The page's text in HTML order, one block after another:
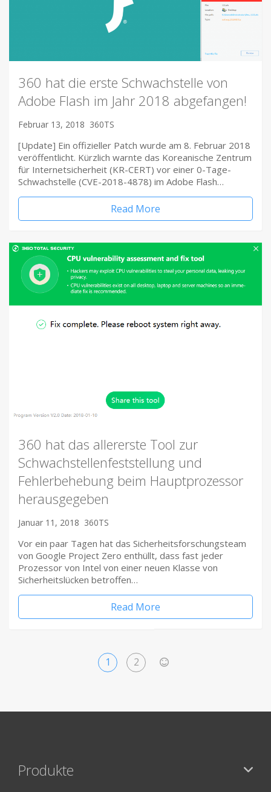
360 hat die erste Schwachstelle von
Adobe Flash im Jahr 2018 abgefangen!
Februar 13, 2018 360TS
[Update] Ein offizieller Patch wurde am 8. Februar 2018
veröffentlicht. Kürzlich warnte das Koreanische Zentrum
für Internetsicherheit (KR-CERT) vor einer 0-Tage-
Schwachstelle (CVE-2018-4878) im Adobe Flash…
Read More
360 hat das allererste Tool zur
Schwachstellenfeststellung und
Fehlerbehebung beim Hauptprozessor
herausgegeben
Januar 11, 2018 360TS
Vor ein paar Tagen hat das Sicherheitsforschungsteam
von Google Project Zero enthüllt, dass fast jeder
Prozessor von Intel von einer neuen Klasse von
Sicherheitslücken betroffen…
Read More
1 2
Produkte